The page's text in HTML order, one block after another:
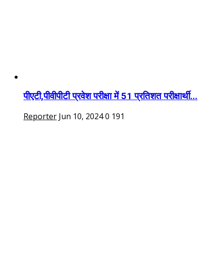
पीएटी,पीवीपीटी प्रवेश परीक्षा में 51 प्रतिशत परीक्षार्थी...
Reporter Jun 10, 20240 191